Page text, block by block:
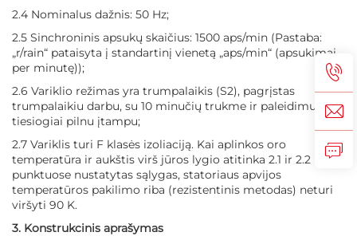
2.4 Nominalus dažnis: 50 Hz;
2.5 Sinchroninis apsukų skaičius: 1500 aps/min (Pastaba:
„r/rain“ pataisyta į standartinį vienetą „aps/min“ (apsukimai
per minutę));
2.6 Variklio režimas yra trumpalaikis (S2), pagrįstas
trumpalaikiu darbu, su 10 minučių trukme ir paleidimu
tiesiogiai pilnu įtampu;
2.7 Variklis turi F klasės izoliaciją. Kai aplinkos oro
temperatūra ir aukštis virš jūros lygio atitinka 2.1 ir 2.2
punktuose nustatytas sąlygas, statoriaus apvijos
temperatūros pakilimo riba (rezistentinis metodas) neturi
viršyti 90 K.
3. Konstrukcinis aprašymas